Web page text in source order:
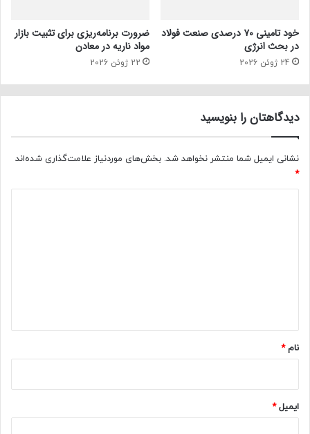
خود تامینی ۷۰ درصدی صنعت فولاد
در بحث انرژی
24 ژوئن 2026
ضرورت برنامه‌ریزی برای تثبیت بازار
مواد ناریه در معادن
22 ژوئن 2026
دیدگاهتان را بنویسید
نشانی ایمیل شما منتشر نخواهد شد. بخش‌های موردنیاز علامت‌گذاری شده‌اند
*
نام*
ایمیل*